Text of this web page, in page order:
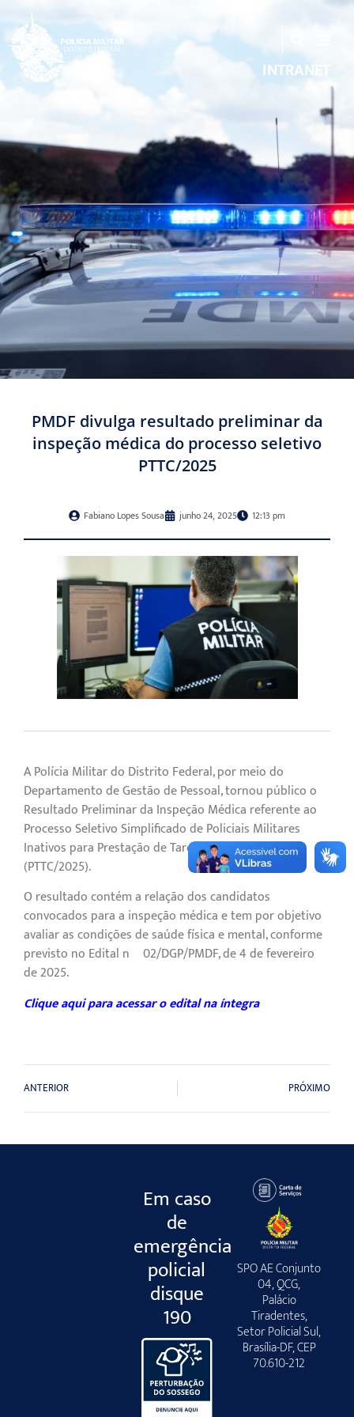
INTRANET
PMDF divulga resultado preliminar da
inspeção médica do processo seletivo
PTTC/2025
Fabiano Lopes Sousa junho 24, 2025 12:13 pm
A Polícia Militar do Distrito Federal, por meio do
Departamento de Gestão de Pessoal, tornou público o
Resultado Preliminar da Inspeção Médica referente ao
Processo Seletivo Simplificado de Policiais Militares
Inativos para Prestação de Tarefa por Tempo Certo
(PTTC/2025).
O resultado contém a relação dos candidatos
convocados para a inspeção médica e tem por objetivo
avaliar as condições de saúde física e mental, conforme
previsto no Edital nº 02/DGP/PMDF, de 4 de fevereiro
de 2025.
Clique aqui para acessar o edital na íntegra
ANTERIOR PRÓXIMO
Em caso
de
emergência
policial
disque
190
SPO AE Conjunto
04, QCG,
Palácio
Tiradentes,
Setor Policial Sul,
Brasília-DF, CEP
70.610-212